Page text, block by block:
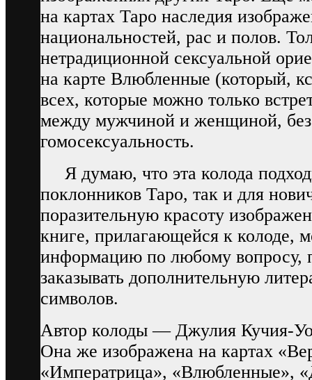
на картах Таро наследия
национальностей, рас и полов.
нетрадиционной сексуальной
на карте Влюбленные (который,
всех, которые можно только
между мужчиной и женщиной, без
гомосексуальность.
Я думаю, что эта колода
поклонников Таро, так и для
поразительную красоту
книге, прилагающейся к
информацию по любому вопросу,
заказывать дополнительную
символов.
Автор колоды — Джулия Кучия-
Она же изображена на картах
«Императрица», «Влюбленные»,